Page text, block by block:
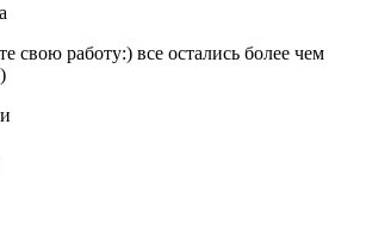
свою работу:) все остались более чем